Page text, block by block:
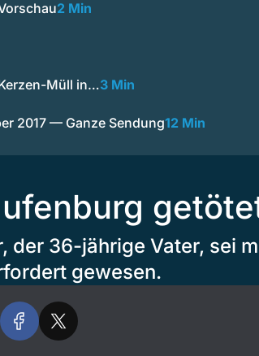
2 Min
Müll in…3 Min
2017 — Ganze Sendung12 Min
der 36-jährige Vater, sei
gewesen.